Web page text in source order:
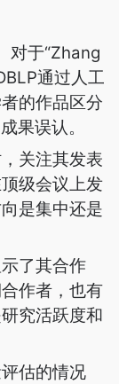
对于“Zhang
通过人工
的作品区分
果误认。
关注其发表
级会议上发
是集中还是
了其合作
作者，也有
究活跃度和
估的情况